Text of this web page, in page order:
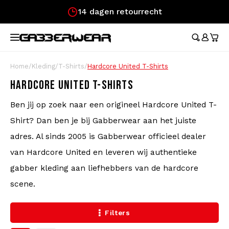
Hoofdmenu / kleding
Trainingspakken
Korte Broeken
Broeken
broeken /
broeken /
Hoofdmenu / merchandise
Festival Essentials
Heuptassen
Vlaggen
Polsbandjes
Stickers
Hoofdmenu
Nederlands
Deutsch
English
Snelle levering!
Home/Kleding/T-Shirts/Hardcore United T-Shirts
HARDCORE UNITED T-SHIRTS
Ben jij op zoek naar een origineel Hardcore United T-
Shirt? Dan ben je bij Gabberwear aan het juiste
adres. Al sinds 2005 is Gabberwear officieel dealer
van Hardcore United en leveren wij authentieke
gabber kleding aan liefhebbers van de hardcore
scene.
Filters